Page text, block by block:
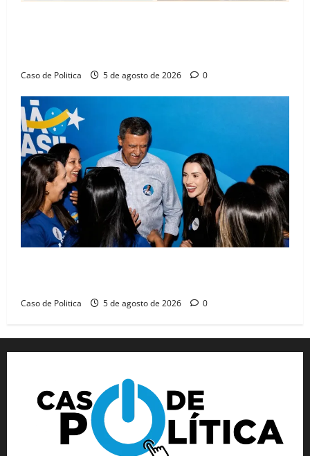
Caso de Politica 5 de agosto de 2026 0
Caso de Politica 5 de agosto de 2026 0